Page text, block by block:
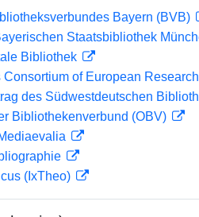
Bayern (BVB)
Staatsbibliothek
Bibliothek
of European
des Südwestdeutschen
Bibliothekenverbund (OBV)
(IxTheo)